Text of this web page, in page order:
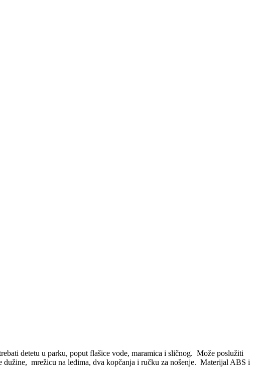
detetu u parku, poput flašice vode, maramica i sličnog. Može poslužiti
dužine, mrežicu na leđima, dva kopčanja i ručku za nošenje. Materijal ABS i